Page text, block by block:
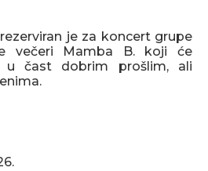
je za koncert grupe
večeri Mamba B. koji će
u čast dobrim prošlim, ali